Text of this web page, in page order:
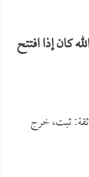
كان إذا افتتح
ثبت، خرج